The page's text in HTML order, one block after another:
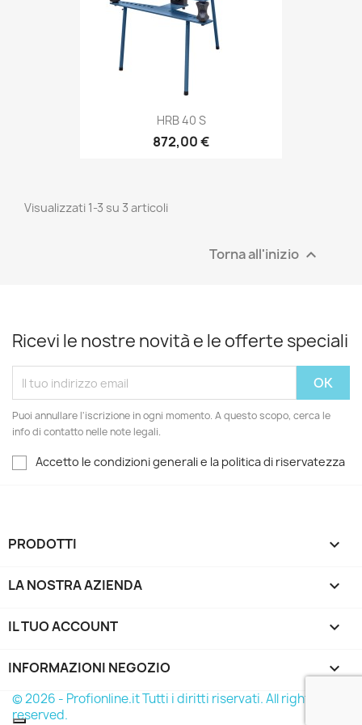
HRB 40 S
872,00 €
Visualizzati 1-3 su 3 articoli
Torna all'inizio 
Ricevi le nostre novità e le offerte speciali
Puoi annullare l'iscrizione in ogni momento. A questo scopo, cerca le
info di contatto nelle note legali.
Accetto le condizioni generali e la politica di riservatezza
PRODOTTI 
LA NOSTRA AZIENDA 
IL TUO ACCOUNT 
INFORMAZIONI NEGOZIO keyboard_arrow_down
© 2026 - Profionline.it Tutti i diritti riservati. All rights
reserved.